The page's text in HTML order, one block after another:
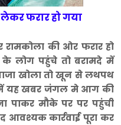
लेकर फरार हो गया
की ओर फरार हो
लोग पहुंचे तो बरामदे में
खोला तो खून से लथपथ
में यह खबर जंगल मे आग की
पाकर मौके पर पर पहुंची
कार्रवाई पूरा कर